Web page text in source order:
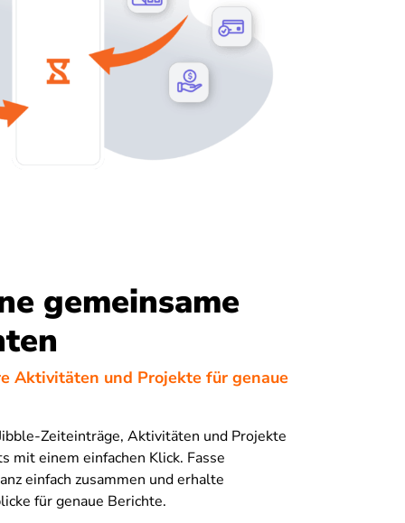
gemeinsame
Aktivitäten und Projekte für genaue
Zeiteinträge, Aktivitäten und Projekte
mit einem einfachen Klick. Fasse
einfach zusammen und erhalte
für genaue Berichte.